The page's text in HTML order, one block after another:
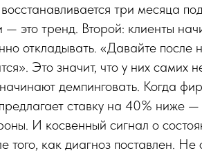
три месяца
это тренд. Второй: клиенты
откладывать. «Давайте после
Это значит, что у них самих
демпинговать. Когда
ставку на 40% ниже
И косвенный сигнал о
того, как диагноз поставлен. Не